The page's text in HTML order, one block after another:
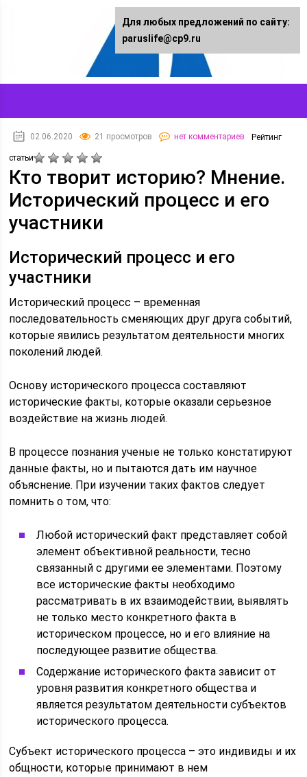
02.06.2020 21 просмотров нет комментариев Рейтинг
статьи
Кто творит историю? Мнение.
Исторический процесс и его
участники
Исторический процесс и его
участники
Исторический процесс – временная
последовательность сменяющих друг друга событий,
которые явились результатом деятельности многих
поколений людей.
Основу исторического процесса составляют
исторические факты, которые оказали серьезное
воздействие на жизнь людей.
В процессе познания ученые не только констатируют
данные факты, но и пытаются дать им научное
объяснение. При изучении таких фактов следует
помнить о том, что:
Любой исторический факт представляет собой
элемент объективной реальности, тесно
связанный с другими ее элементами. Поэтому
все исторические факты необходимо
рассматривать в их взаимодействии, выявлять
не только место конкретного факта в
историческом процессе, но и его влияние на
последующее развитие общества.
Содержание исторического факта зависит от
уровня развития конкретного общества и
является результатом деятельности субъектов
исторического процесса.
Субъект исторического процесса – это индивиды и их
общности, которые принимают в нем
Для любых предложений по сайту:
paruslife@cp9.ru